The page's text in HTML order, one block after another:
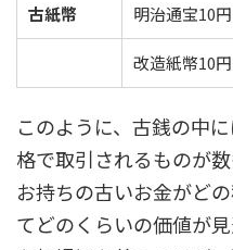
古紙幣 明治通宝10円
改造紙幣10円
このように、古銭の中
格で取引されるものが
お持ちの古いお金がど
てどのくらいの価値が